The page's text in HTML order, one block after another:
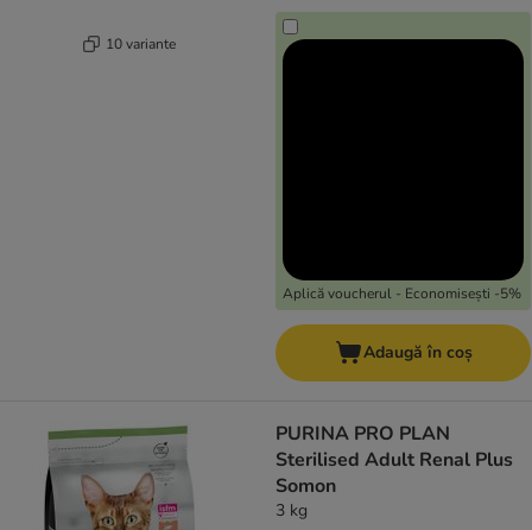
10 variante
Aplică voucherul - Economisești -5%
Adaugă în coș
PURINA PRO PLAN
Sterilised Adult Renal Plus
Somon
3 kg